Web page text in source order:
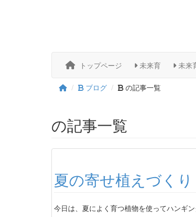
トップページ 未来育 未来
ブログ の記事一覧
の記事一覧
夏の寄せ植えづく
今日は、夏によく育つ植物を使ってハンギ